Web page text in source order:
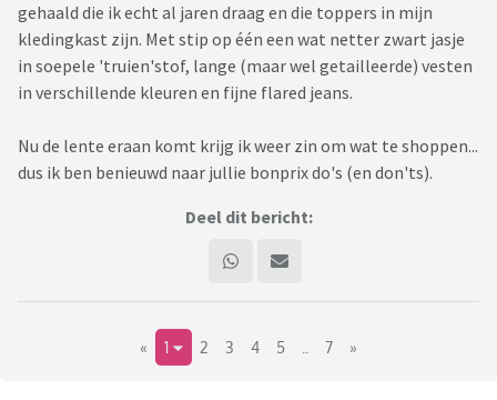
gehaald die ik echt al jaren draag en die toppers in mijn
kledingkast zijn. Met stip op één een wat netter zwart jasje
in soepele 'truien'stof, lange (maar wel getailleerde) vesten
in verschillende kleuren en fijne flared jeans.
Nu de lente eraan komt krijg ik weer zin om wat te shoppen...
dus ik ben benieuwd naar jullie bonprix do's (en don'ts).
Deel dit bericht:
« 1 2 3 4 5 7 »